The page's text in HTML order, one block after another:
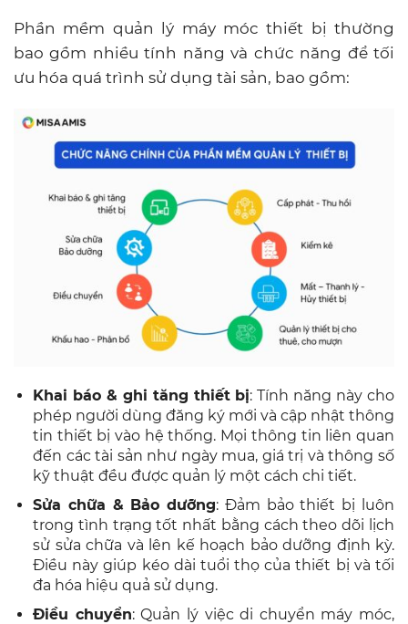
Phần mềm quản lý máy móc thiết bị thường
bao gồm nhiều tính năng và chức năng để tối
ưu hóa quá trình sử dụng tài sản, bao gồm:
Khai báo & ghi tăng thiết bị: Tính năng này cho
phép người dùng đăng ký mới và cập nhật thông
tin thiết bị vào hệ thống. Mọi thông tin liên quan
đến các tài sản như ngày mua, giá trị và thông số
kỹ thuật đều được quản lý một cách chi tiết.
Sửa chữa & Bảo dưỡng: Đảm bảo thiết bị luôn
trong tình trạng tốt nhất bằng cách theo dõi lịch
sử sửa chữa và lên kế hoạch bảo dưỡng định kỳ.
Điều này giúp kéo dài tuổi thọ của thiết bị và tối
đa hóa hiệu quả sử dụng.
Điều chuyển: Quản lý việc di chuyển máy móc,